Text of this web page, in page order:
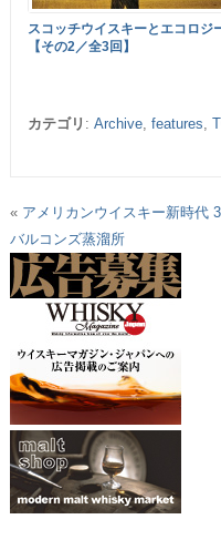
スコッチウイスキーとエコロジ
【その2／全3回】
カテゴリ : Archive, features,
« アメリカンウイスキー新時代
バルコンズ蒸溜所